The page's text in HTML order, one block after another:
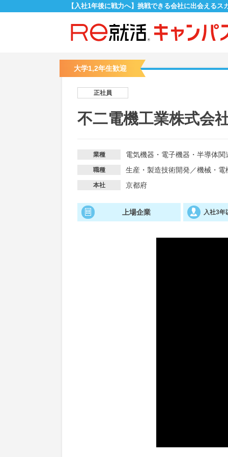
【入社1年後に戦力へ】挑戦できる会社に出会えるス
大学1,2年生歓迎
正社員
不二電機工業株式会
業種 電気機器・電子機器・半導体関
職種 生産・製造技術開発 ／機械・電
本社 京都府
上場企業 入社3年